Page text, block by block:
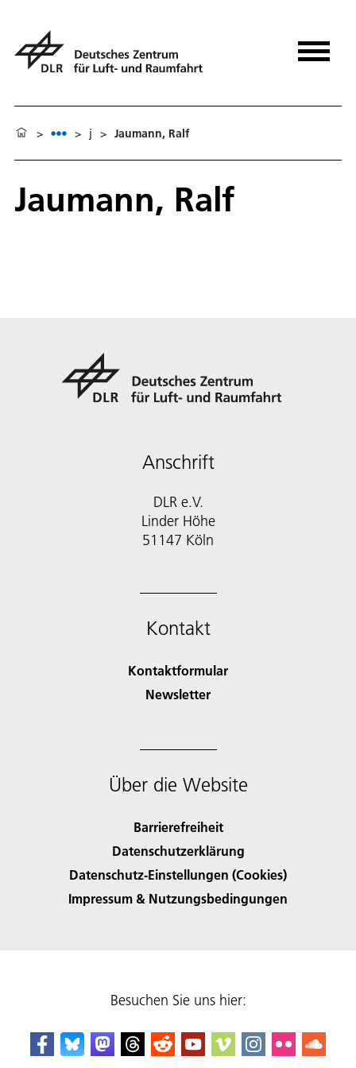
> > j > Jaumann, Ralf
Jaumann, Ralf
Anschrift
DLR e.V.
Linder Höhe
51147 Köln
Kontakt
Kontaktformular
Newsletter
Über die Website
Barrierefreiheit
Datenschutzerklärung
Datenschutz-Einstellungen (Cookies)
Impressum & Nutzungsbedingungen
Besuchen Sie uns hier: